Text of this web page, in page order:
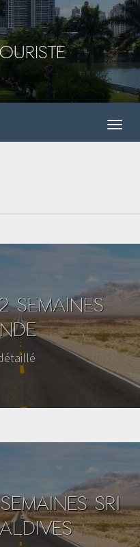
SEMAINES
SRI